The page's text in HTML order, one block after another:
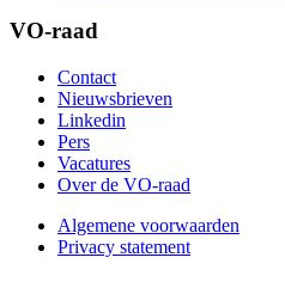
VO-raad
Contact
Nieuwsbrieven
Linkedin
Pers
Vacatures
Over de VO-raad
Algemene voorwaarden
Privacy statement